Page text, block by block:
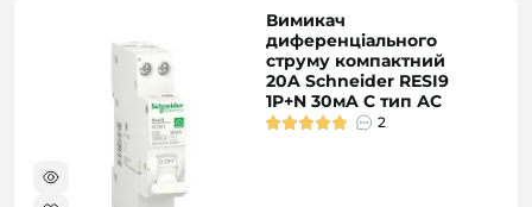
Вимикач
диференціального
струму компактний
20A Schneider RESI9
1P+N 30мA C тип АC
2